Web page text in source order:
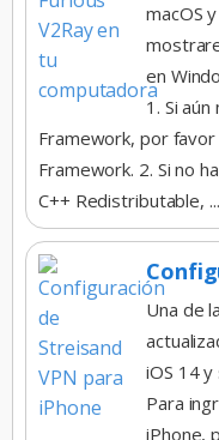
macOS
en
1. Si
Framework, por favor
Framework. 2. Si no
C++ Redistributable, ...
Una de
iOS 14
Para
iPhone,